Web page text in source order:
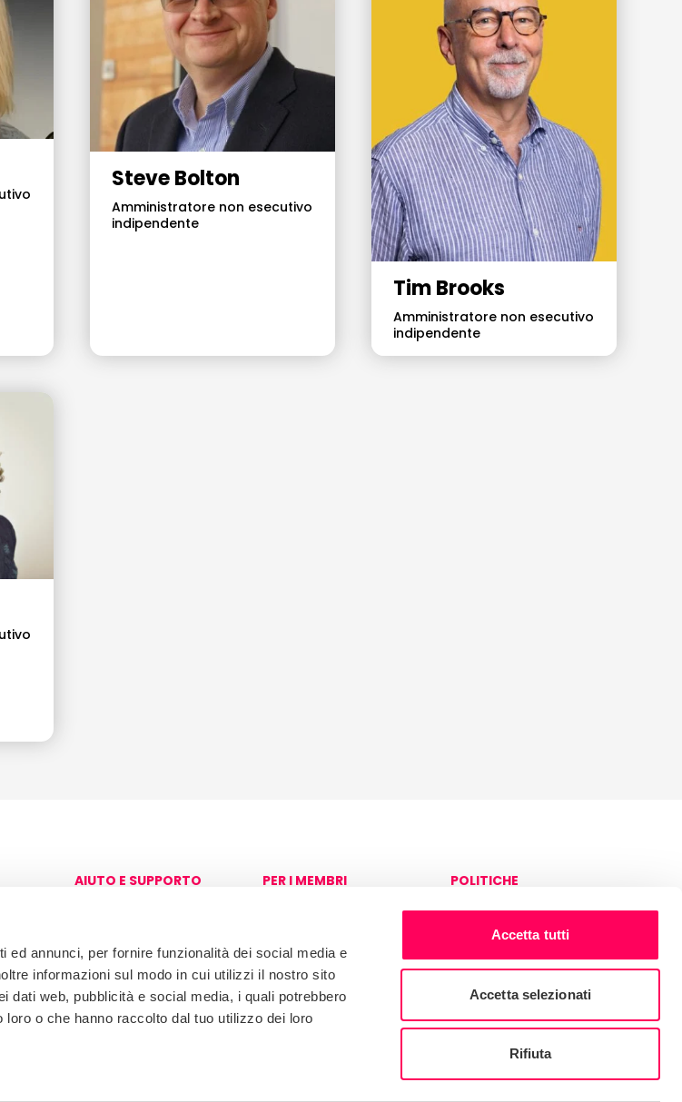
annunci, per fornire funzionalità dei social media e
informazioni sul modo in cui utilizzi il nostro sito
dati web, pubblicità e social media, i quali potrebbero
o che hanno raccolto dal tuo utilizzo dei loro
Accetta tutti
Accetta selezionati
Rifiuta
Steve Bolton
Amministratore non esecutivo
indipendente
Tim Brooks
Amministratore non esecutivo
indipendente
AIUTO E SUPPORTO
PER I MEMBRI
POLITICHE
Governo